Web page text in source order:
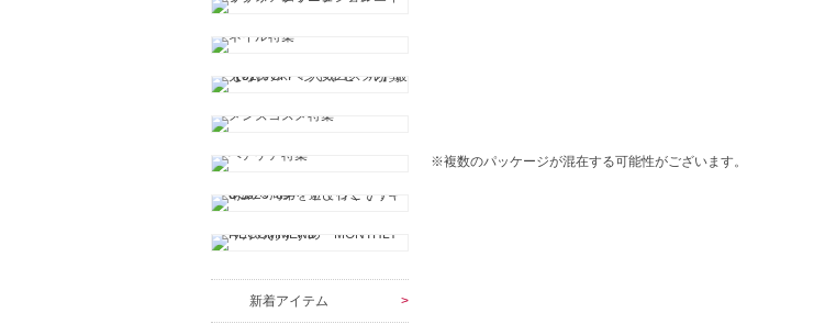
※複数のパッケージが混在する可能性がございます。
新着アイテム